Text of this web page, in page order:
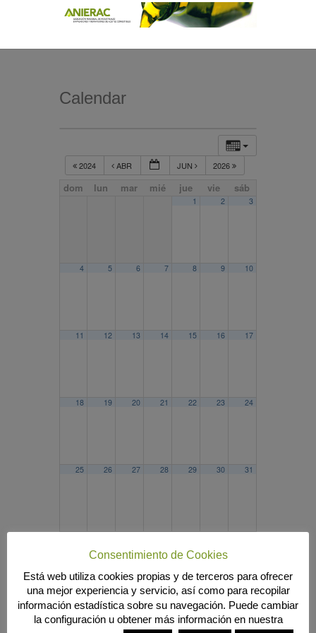
Calendar
2024 ABR JUN 2026
dom lun mar mié jue vie sáb
1 2 3
4 5 6 7 8 9 10
11 12 13 14 15 16 17
18 19 20 21 22 23 24
25 26 27 28 29 30 31
Búsqueda
MENÚ PRINCIPAL
Consentimiento de Cookies
Está web utiliza cookies propias y de terceros para ofrecer
una mejor experiencia y servicio, así como para recopilar
información estadística sobre su navegación. Puede cambiar
la configuración u obtener más información en nuestra